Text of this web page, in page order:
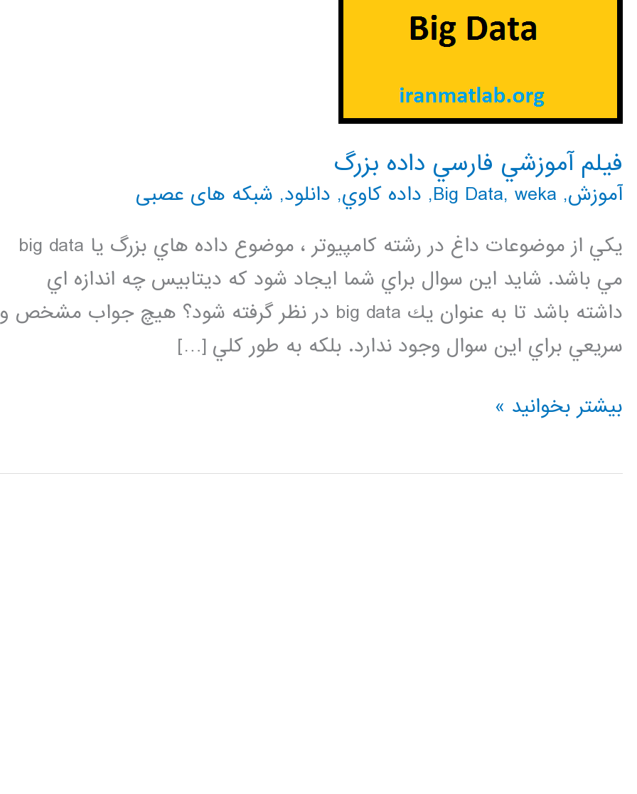
فيلم آموزشي فارسي داده بزرگ
آموزش,
Big Data, weka
, داده كاوي, دانلود, شبکه های عصبی
يكي از موضوعات داغ در رشته كامپيوتر ، موضوع داده هاي بزرگ يا big data
مي باشد. شايد اين سوال براي شما ايجاد شود كه ديتابيس چه اندازه اي
داشته باشد تا به عنوان يك big data در نظر گرفته شود؟ هيچ جواب مشخص و
سريعي براي اين سوال وجود ندارد. بلكه به طور كلي […]
فيلم
فارسي
بیشتر بخوانید »